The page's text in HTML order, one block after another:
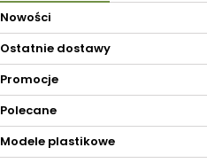
Nowości
Ostatnie dostawy
Promocje
Polecane
Modele plastikowe